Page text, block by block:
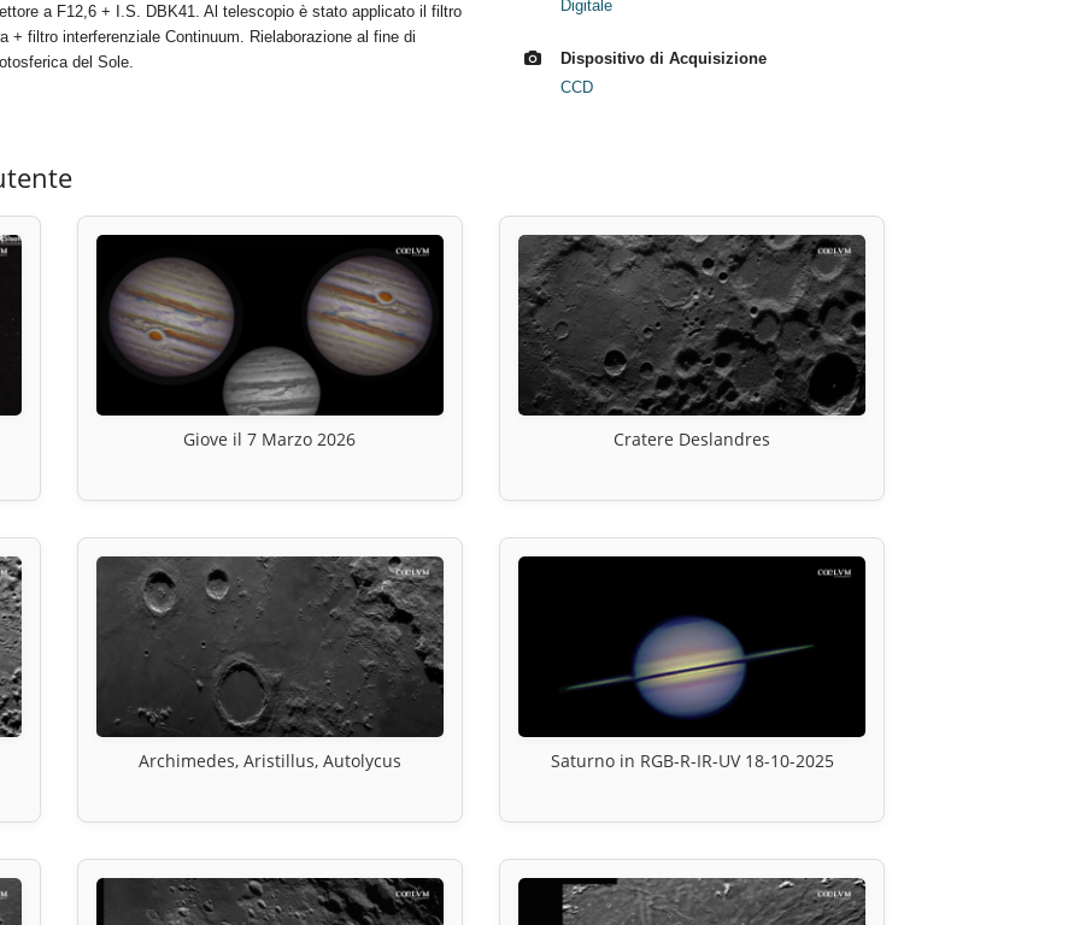
a F12,6 + I.S. DBK41. Al telescopio è stato applicato il filtro
+ filtro interferenziale Continuum. Rielaborazione al fine di
del Sole.
Digitale
Dispositivo di Acquisizione
CCD
Giove il 7 Marzo 2026 Cratere Deslandres
Archimedes, Aristillus, Autolycus Saturno in RGB-R-IR-UV 18-10-2025